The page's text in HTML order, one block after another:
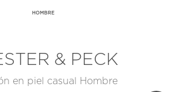
HOMBRE
& PECK
en piel casual Hombre